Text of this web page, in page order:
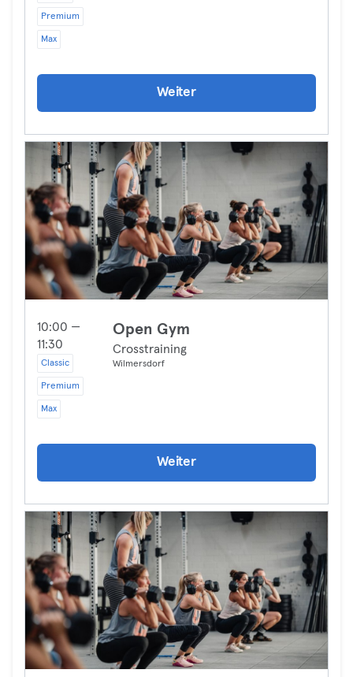
Premium
Max
Weiter
10:00 —
11:30
Classic
Premium
Max
Open Gym
Crosstraining
Wilmersdorf
Weiter